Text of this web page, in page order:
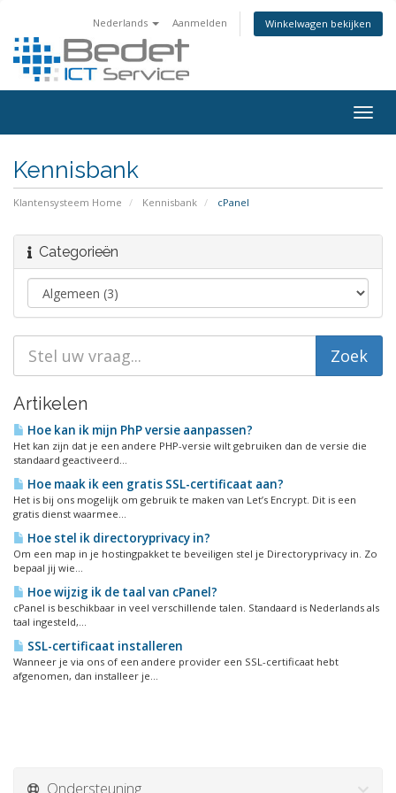
Nederlands Aanmelden Winkelwagen bekijken
Kennisbank
Klantensysteem Home Kennisbank cPanel
Categorieën
Artikelen
Hoe kan ik mijn PhP versie aanpassen?
Het kan zijn dat je een andere PHP-versie wilt gebruiken dan de versie die
standaard geactiveerd...
Hoe maak ik een gratis SSL-certificaat aan?
Het is bij ons mogelijk om gebruik te maken van Let’s Encrypt. Dit is een
gratis dienst waarmee...
Hoe stel ik directoryprivacy in?
Om een map in je hostingpakket te beveiligen stel je Directoryprivacy in. Zo
bepaal jij wie...
Hoe wijzig ik de taal van cPanel?
cPanel is beschikbaar in veel verschillende talen. Standaard is Nederlands als
taal ingesteld,...
SSL-certificaat installeren
Wanneer je via ons of een andere provider een SSL-certificaat hebt
afgenomen, dan installeer je...
Ondersteuning